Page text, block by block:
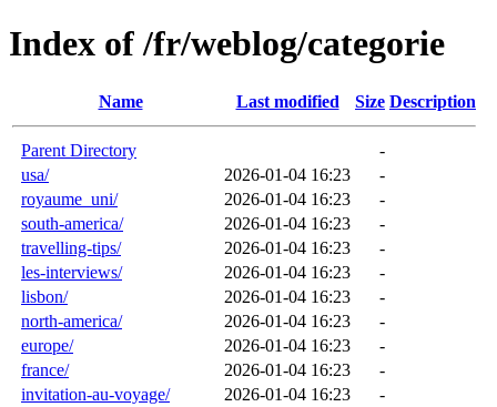
Index of /fr/weblog/categorie
Name Last modified Size Description
Parent Directory
-
usa/
2026-01-04 16:23
-
royaume_uni/
2026-01-04 16:23
-
south-america/
2026-01-04 16:23
-
travelling-tips/
2026-01-04 16:23
-
les-interviews/
2026-01-04 16:23
-
lisbon/
2026-01-04 16:23
-
north-america/
2026-01-04 16:23
-
europe/
2026-01-04 16:23
-
france/
2026-01-04 16:23
-
invitation-au-voyage/
2026-01-04 16:23
-